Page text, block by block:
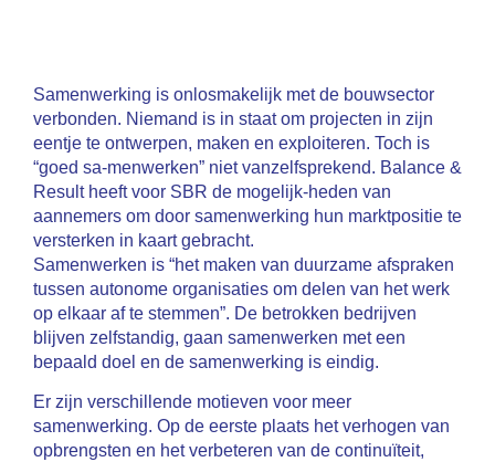
Samenwerking is onlosmakelijk met de bouwsector
verbonden. Niemand is in staat om projecten in zijn
eentje te ontwerpen, maken en exploiteren. Toch is
“goed sa-menwerken” niet vanzelfsprekend. Balance &
Result heeft voor SBR de mogelijk-heden van
aannemers om door samenwerking hun marktpositie te
versterken in kaart gebracht.
Samenwerken is “het maken van duurzame afspraken
tussen autonome organisaties om delen van het werk
op elkaar af te stemmen”. De betrokken bedrijven
blijven zelfstandig, gaan samenwerken met een
bepaald doel en de samenwerking is eindig.
Er zijn verschillende motieven voor meer
samenwerking. Op de eerste plaats het verhogen van
opbrengsten en het verbeteren van de continuïteit,